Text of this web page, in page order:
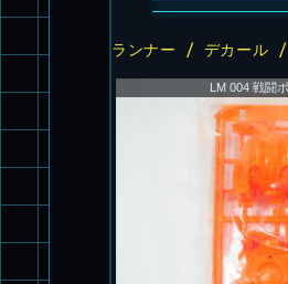
ランナー / デカール
LM 004 戦闘